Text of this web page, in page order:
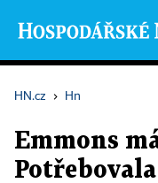
HN.cz › Hn
Emmons